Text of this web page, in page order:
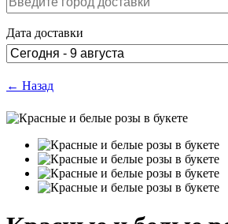
Дата доставки
← Назад